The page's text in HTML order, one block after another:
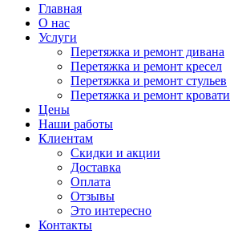
Главная
О нас
Услуги
Перетяжка и ремонт дивана
Перетяжка и ремонт кресел
Перетяжка и ремонт стульев
Перетяжка и ремонт кровати
Цены
Наши работы
Клиентам
Скидки и акции
Доставка
Оплата
Отзывы
Это интересно
Контакты